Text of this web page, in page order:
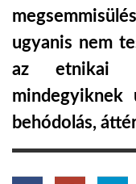
DOBRAVERO.HU
LATIMO.HU
GLOBOBOOK
ugyanis nem
az etnikai
mindegyiknek
behódolás,